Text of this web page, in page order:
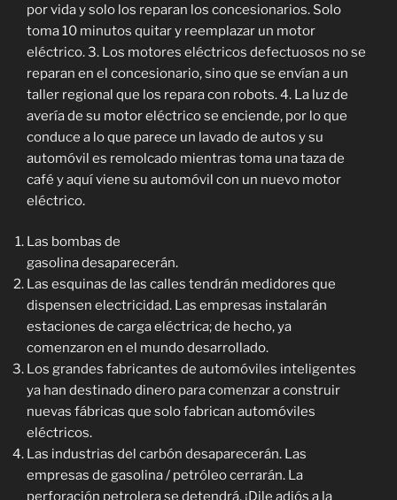
por vida y solo los reparan los concesionarios. Solo
toma 10 minutos quitar y reemplazar un motor
eléctrico. 3. Los motores eléctricos defectuosos no se
reparan en el concesionario, sino que se envían a un
taller regional que los repara con robots. 4. La luz de
avería de su motor eléctrico se enciende, por lo que
conduce a lo que parece un lavado de autos y su
automóvil es remolcado mientras toma una taza de
café y aquí viene su automóvil con un nuevo motor
eléctrico.
Las bombas de
gasolina desaparecerán.
Las esquinas de las calles tendrán medidores que
dispensen electricidad. Las empresas instalarán
estaciones de carga eléctrica; de hecho, ya
comenzaron en el mundo desarrollado.
Los grandes fabricantes de automóviles inteligentes
ya han destinado dinero para comenzar a construir
nuevas fábricas que solo fabrican automóviles
eléctricos.
Las industrias del carbón desaparecerán. Las
empresas de gasolina / petróleo cerrarán. La
perforación petrolera se detendrá. ¡Dile adiós a la